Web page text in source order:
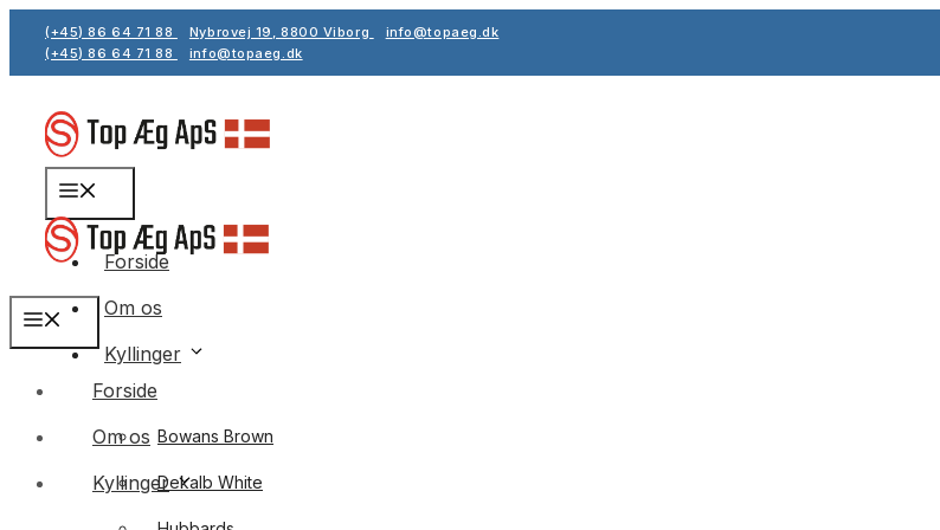
(+45) 86 64 71 88 Nybrovej 19, 8800 Viborg
info@topaeg.dk
(+45) 86 64 71 88
info@topaeg.dk
Forside
Om os
Kyllinger
Bowans Brown
Dekalb White
Menu
Forside
Om os
Kyllinger